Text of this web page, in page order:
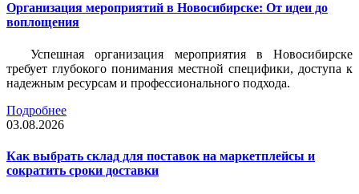
Организация мероприятий в Новосибирске: От идеи до
воплощения
Успешная организация мероприятия в Новосибирске
требует глубокого понимания местной специфики, доступа к
надежным ресурсам и профессионального подхода.
Подробнее
03.08.2026
Как выбрать склад для поставок на маркетплейсы и
сократить сроки доставки